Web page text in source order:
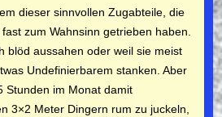
dieser sinnvollen Zugabteile, die
zum Wahnsinn getrieben haben.
blöd aussahen oder weil sie meist
Undefinierbarem stanken. Aber
Stunden im Monat damit
3×2 Meter Dingern rum zu juckeln,